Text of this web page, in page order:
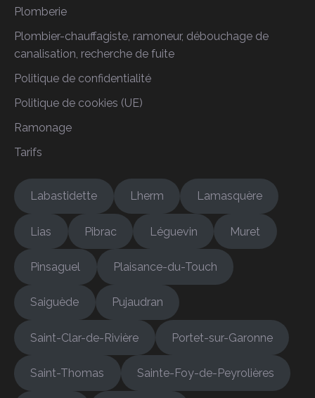
Plomberie
Plombier-chauffagiste, ramoneur, débouchage de
canalisation, recherche de fuite
Politique de confidentialité
Politique de cookies (UE)
Ramonage
Tarifs
Labastidette Lherm Lamasquère
Lias Pibrac Léguevin Muret
Pinsaguel Plaisance-du-Touch
Saiguède Pujaudran
Saint-Clar-de-Rivière Portet-sur-Garonne
Saint-Thomas Sainte-Foy-de-Peyrolières